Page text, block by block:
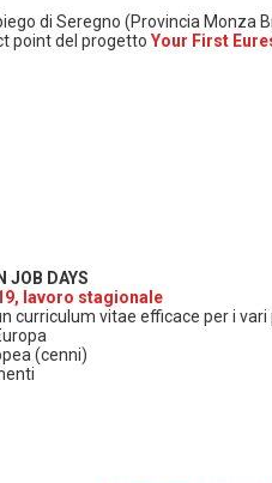
di Seregno (Provincia Monza
point del progetto Your First
JOB DAYS
lavoro stagionale
curriculum vitae efficace per i vari
(cenni)